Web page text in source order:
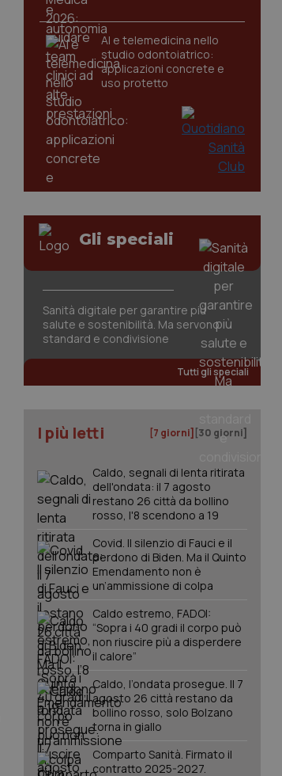
AI e telemedicina nello
studio odontoiatrico:
applicazioni concrete e
uso protetto
Gli speciali
Sanità digitale per garantire più
salute e sostenibilità. Ma servono
standard e condivisione
Tutti gli speciali
I più letti [7 giorni] [30 giorni]
Caldo, segnali di lenta ritirata
dell'ondata: il 7 agosto
restano 26 città da bollino
rosso, l'8 scendono a 19
Covid. Il silenzio di Fauci e il
perdono di Biden. Ma il Quinto
Emendamento non è
un’ammissione di colpa
Caldo estremo, FADOI:
“Sopra i 40 gradi il corpo può
non riuscire più a disperdere
il calore”
Caldo, l’ondata prosegue. Il 7
agosto 26 città restano da
bollino rosso, solo Bolzano
torna in giallo
Comparto Sanità. Firmato il
contratto 2025-2027.